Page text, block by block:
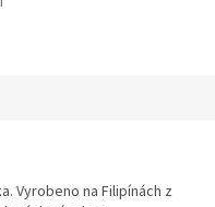
Vyrobeno na Filipínách z